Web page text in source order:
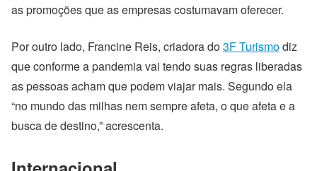
as promoções que as empresas costumavam oferecer.
Por outro lado, Francine Reis, criadora do3F Turismodiz
que conforme a pandemia vai tendo suas regras liberadas
as pessoas acham que podem viajar mais. Segundo ela
“no mundo das milhas nem sempre afeta, o que afeta e a
busca de destino,” acrescenta.